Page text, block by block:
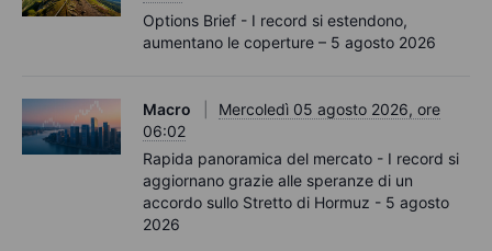
Options Brief - I record si estendono,
aumentano le coperture – 5 agosto 2026
Macro
Mercoledì 05 agosto 2026, ore
06:02
Rapida panoramica del mercato - I record si
aggiornano grazie alle speranze di un
accordo sullo Stretto di Hormuz - 5 agosto
2026